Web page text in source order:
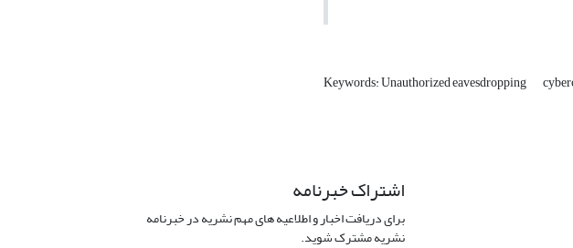
Keywords: Unauthorized eavesdropping
اشتراک خبرنامه
برای دریافت اخبار و اطلاعیه های مهم نشریه در خبرنامه
نشریه مشترک شوید.